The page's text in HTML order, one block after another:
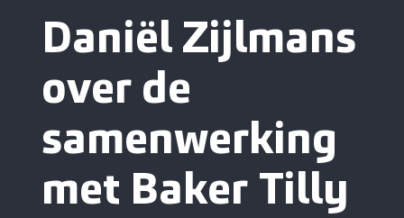
Daniël Zijlmans
over de
samenwerking
met Baker Tilly